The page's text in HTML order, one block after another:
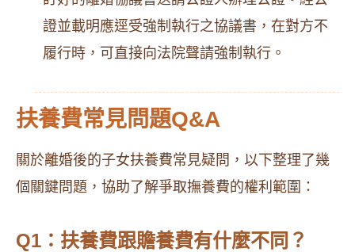
證並載明應逕受強制執行之協議書，在對方不
履行時，可直接向法院聲請強制執行。
扶養費常見問題Q&A
關於離婚後的子女扶養費常見疑問，以下整理了幾
個關鍵問題，協助了解爭取撫養費的權利範圍：
Q1：扶養費跟贍養費有什麼不同？